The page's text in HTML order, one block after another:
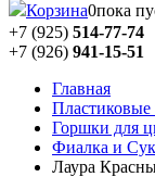
Корзина0пока
+7 (925) 514-77-74
+7 (926) 941-15-51
Главная
Горшки для
Фиалка и
Лаура